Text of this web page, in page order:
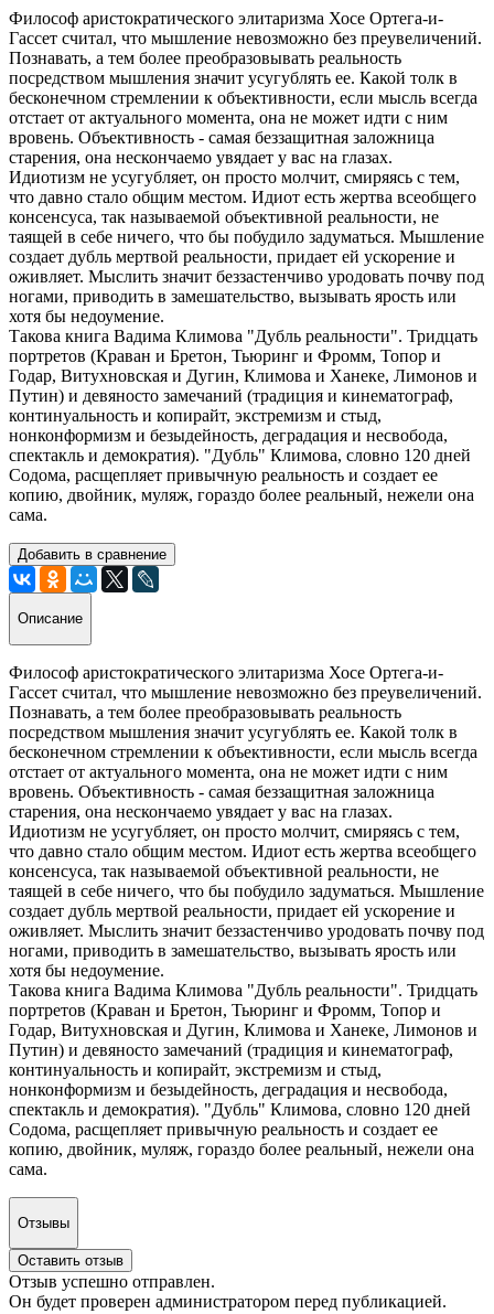
Философ аристократического элитаризма Хосе Ортега-и-
Гассет считал, что мышление невозможно без преувеличений.
Познавать, а тем более преобразовывать реальность
посредством мышления значит усугублять ее. Какой толк в
бесконечном стремлении к объективности, если мысль всегда
отстает от актуального момента, она не может идти с ним
вровень. Объективность - самая беззащитная заложница
старения, она нескончаемо увядает у вас на глазах.
Идиотизм не усугубляет, он просто молчит, смиряясь с тем,
что давно стало общим местом. Идиот есть жертва всеобщего
консенсуса, так называемой объективной реальности, не
таящей в себе ничего, что бы побудило задуматься. Мышление
создает дубль мертвой реальности, придает ей ускорение и
оживляет. Мыслить значит беззастенчиво уродовать почву под
ногами, приводить в замешательство, вызывать ярость или
хотя бы недоумение.
Такова книга Вадима Климова "Дубль реальности". Тридцать
портретов (Краван и Бретон, Тьюринг и Фромм, Топор и
Годар, Витухновская и Дугин, Климова и Ханеке, Лимонов и
Путин) и девяносто замечаний (традиция и кинематограф,
континуальность и копирайт, экстремизм и стыд,
нонконформизм и безыдейность, деградация и несвобода,
спектакль и демократия). "Дубль" Климова, словно 120 дней
Содома, расщепляет привычную реальность и создает ее
копию, двойник, муляж, гораздо более реальный, нежели она
сама.
Добавить в сравнение
Описание
Философ аристократического элитаризма Хосе Ортега-и-
Гассет считал, что мышление невозможно без преувеличений.
Познавать, а тем более преобразовывать реальность
посредством мышления значит усугублять ее. Какой толк в
бесконечном стремлении к объективности, если мысль всегда
отстает от актуального момента, она не может идти с ним
вровень. Объективность - самая беззащитная заложница
старения, она нескончаемо увядает у вас на глазах.
Идиотизм не усугубляет, он просто молчит, смиряясь с тем,
что давно стало общим местом. Идиот есть жертва всеобщего
консенсуса, так называемой объективной реальности, не
таящей в себе ничего, что бы побудило задуматься. Мышление
создает дубль мертвой реальности, придает ей ускорение и
оживляет. Мыслить значит беззастенчиво уродовать почву под
ногами, приводить в замешательство, вызывать ярость или
хотя бы недоумение.
Такова книга Вадима Климова "Дубль реальности". Тридцать
портретов (Краван и Бретон, Тьюринг и Фромм, Топор и
Годар, Витухновская и Дугин, Климова и Ханеке, Лимонов и
Путин) и девяносто замечаний (традиция и кинематограф,
континуальность и копирайт, экстремизм и стыд,
нонконформизм и безыдейность, деградация и несвобода,
спектакль и демократия). "Дубль" Климова, словно 120 дней
Содома, расщепляет привычную реальность и создает ее
копию, двойник, муляж, гораздо более реальный, нежели она
сама.
Отзывы
Оставить отзыв
Отзыв успешно отправлен.
Он будет проверен администратором перед публикацией.